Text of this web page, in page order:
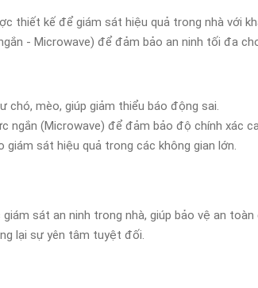
HUAWEI
thiết kế để giám sát hiệu quả trong nhà với
- Microwave) để đảm bảo an ninh tối đa
chó, mèo, giúp giảm thiểu báo động sai.
ngắn (Microwave) để đảm bảo độ chính xác
giám sát hiệu quả trong các không gian lớn.
sát an ninh trong nhà, giúp bảo vệ an
lại sự yên tâm tuyệt đối.